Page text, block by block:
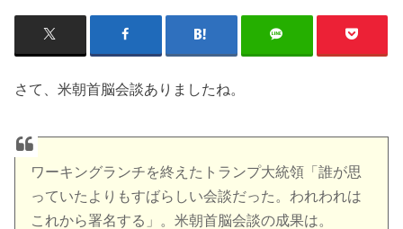
さて、米朝首脳会談ありましたね。
ワーキングランチを終えたトランプ大統領「誰が思
っていたよりもすばらしい会談だった。われわれは
これから署名する」。米朝首脳会談の成果は。